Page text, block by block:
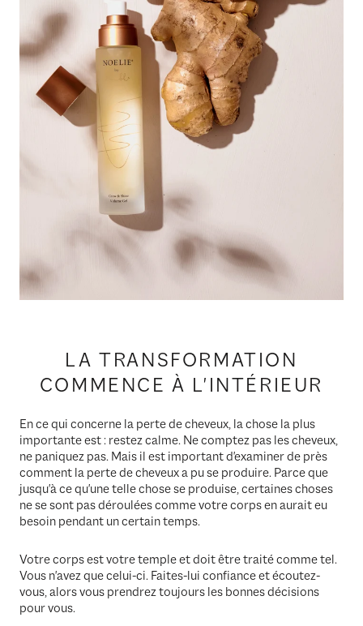
LA TRANSFORMATION
COMMENCE À L'INTÉRIEUR
En ce qui concerne la perte de cheveux, la chose la plus
importante est : restez calme. Ne comptez pas les cheveux,
ne paniquez pas. Mais il est important d'examiner de près
comment la perte de cheveux a pu se produire. Parce que
jusqu'à ce qu'une telle chose se produise, certaines choses
ne se sont pas déroulées comme votre corps en aurait eu
besoin pendant un certain temps.
Votre corps est votre temple et doit être traité comme tel.
Vous n'avez que celui-ci. Faites-lui confiance et écoutez-
vous, alors vous prendrez toujours les bonnes décisions
pour vous.